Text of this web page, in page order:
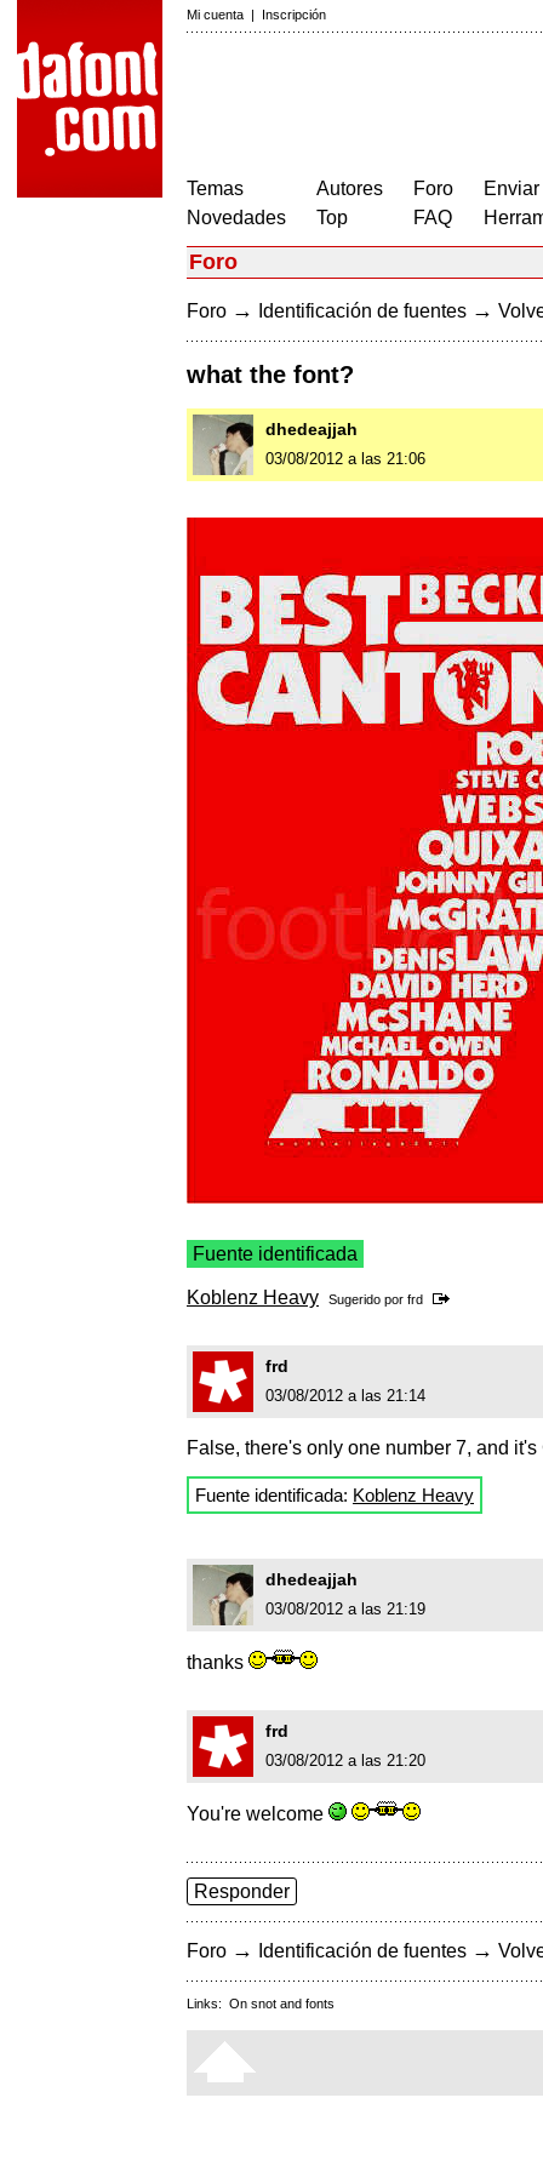
Mi cuenta | Inscripción
Temas
Novedades
Autores
Top
Foro
FAQ
Foro
Foro → Identificación de fuentes →
what the font?
dhedeajjah
03/08/2012 a las 21:06
Fuente identificada
Koblenz Heavy Sugerido por frd
frd
03/08/2012 a las 21:14
False, there's only one number 7, and
Fuente identificada: Koblenz Heavy
dhedeajjah
03/08/2012 a las 21:19
thanks
frd
03/08/2012 a las 21:20
You're welcome
Responder
Foro → Identificación de fuentes →
Links: On snot and fonts